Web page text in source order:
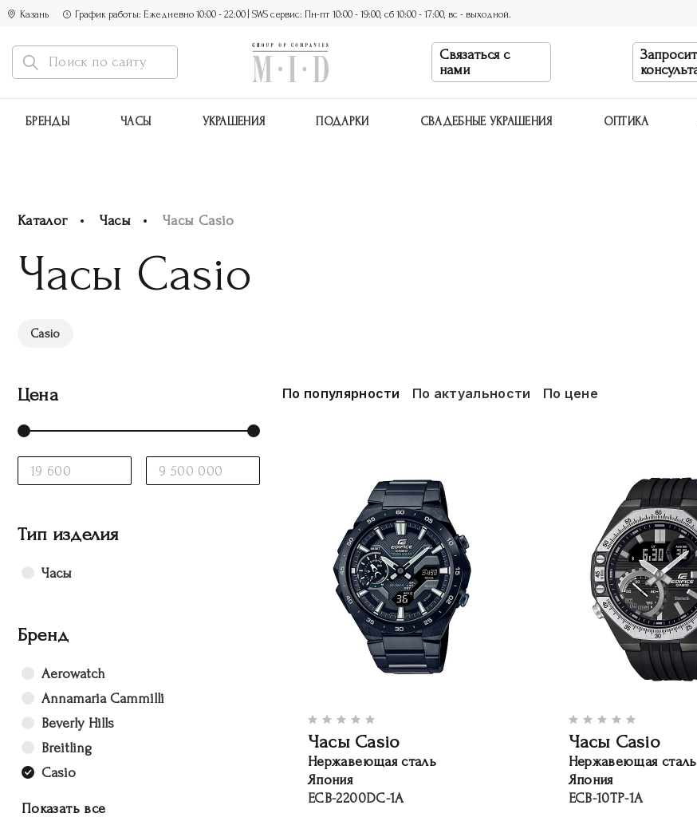
Казань График работы: Ежедневно 10:00 - 22:00 | SWS сервис: Пн-пт 10:00 - 19:00, сб 10:00 - 17:00, вс - выходной.
Связаться с
нами
БРЕНДЫ ЧАСЫ УКРАШЕНИЯ ПОДАРКИ СВАДЕБНЫЕ УКРАШЕНИЯ ОПТИКА
Каталог Часы Часы Casio
Часы Casio
Casio
Цена
Тип изделия
Часы
Бренд
Aerowatch
Annamaria Cammilli
Beverly Hills
Breitling
Casio
Показать все
По популярности По актуальности По цене
Часы Casio
Нержавеющая сталь
Япония
ECB-2200DC-1A
Часы Casio
Нержавеющая сталь
Япония
ECB-10TP-1A